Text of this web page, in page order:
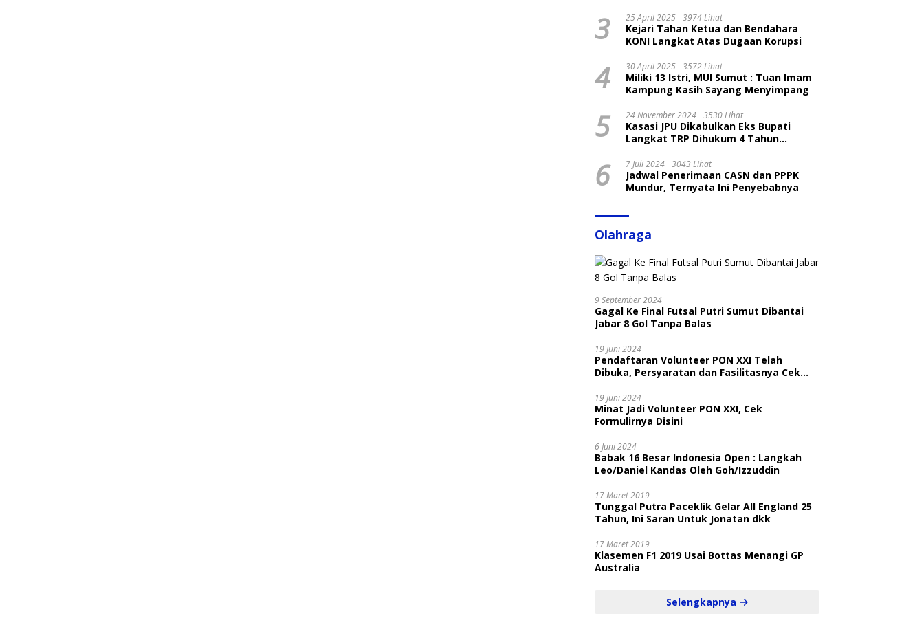
3 25 April 2025 3974 Lihat
Kejari Tahan Ketua dan Bendahara
KONI Langkat Atas Dugaan Korupsi
4 30 April 2025 3572 Lihat
Miliki 13 Istri, MUI Sumut : Tuan Imam
Kampung Kasih Sayang Menyimpang
5 24 November 2024 3530 Lihat
Kasasi JPU Dikabulkan Eks Bupati
Langkat TRP Dihukum 4 Tahun
6 7 Juli 2024 3043 Lihat
Jadwal Penerimaan CASN dan PPPK
Mundur, Ternyata Ini Penyebabnya
Olahraga
9 September 2024
Gagal Ke Final Futsal Putri Sumut Dibantai
Jabar 8 Gol Tanpa Balas
19 Juni 2024
Pendaftaran Volunteer PON XXI Telah
Dibuka, Persyaratan dan Fasilitasnya Cek
19 Juni 2024
Minat Jadi Volunteer PON XXI, Cek
Formulirnya Disini
6 Juni 2024
Babak 16 Besar Indonesia Open : Langkah
Leo/Daniel Kandas Oleh Goh/Izzuddin
17 Maret 2019
Tunggal Putra Paceklik Gelar All England 25
Tahun, Ini Saran Untuk Jonatan dkk
17 Maret 2019
Klasemen F1 2019 Usai Bottas Menangi GP
Australia
Selengkapnya